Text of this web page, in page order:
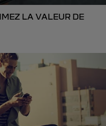
LA VALEUR DE